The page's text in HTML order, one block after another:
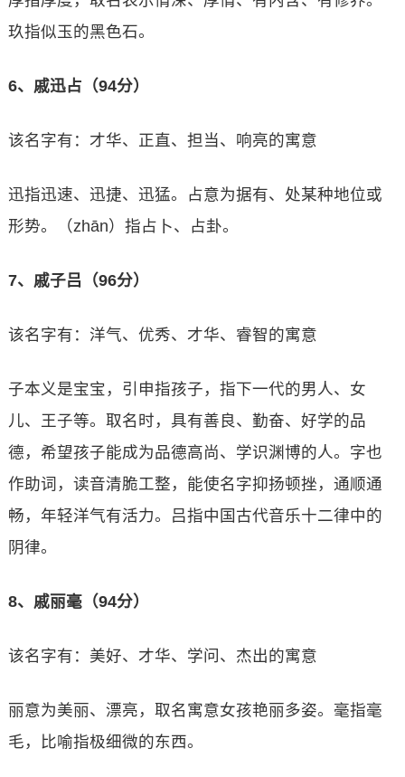
玖指似玉的黑色石。
6、戚迅占（94分）
该名字有：才华、正直、担当、响亮的寓意
迅指迅速、迅捷、迅猛。占意为据有、处某种地位或
形势。（zhān）指占卜、占卦。
7、戚子吕（96分）
该名字有：洋气、优秀、才华、睿智的寓意
子本义是宝宝，引申指孩子，指下一代的男人、女
儿、王子等。取名时，具有善良、勤奋、好学的品
德，希望孩子能成为品德高尚、学识渊博的人。字也
作助词，读音清脆工整，能使名字抑扬顿挫，通顺通
畅，年轻洋气有活力。吕指中国古代音乐十二律中的
阴律。
8、戚丽毫（94分）
该名字有：美好、才华、学问、杰出的寓意
丽意为美丽、漂亮，取名寓意女孩艳丽多姿。毫指毫
毛，比喻指极细微的东西。